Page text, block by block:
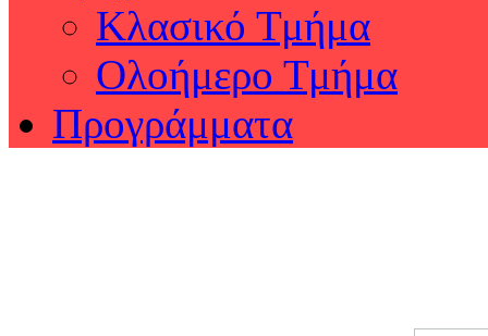
Κλασικό Τμήμα
Ολοήμερο Τμήμα
Προγράμματα